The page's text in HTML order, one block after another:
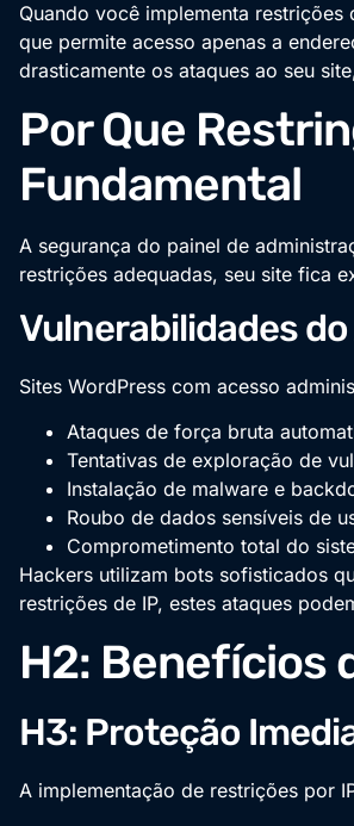
Quando você implementa
que permite acesso apenas a
drasticamente os ataques ao seu
Por Que
Fundamental
A segurança do painel de
restrições adequadas, seu site fica
Vulnerabilidades
Sites WordPress com acesso
Ataques de força bruta
Tentativas de exploração de
Instalação de malware e
Roubo de dados sensíveis de
Comprometimento total do
Hackers utilizam bots sofisticados
restrições de IP, estes ataques
H2: Benefícios
H3: Proteção
A implementação de restrições por